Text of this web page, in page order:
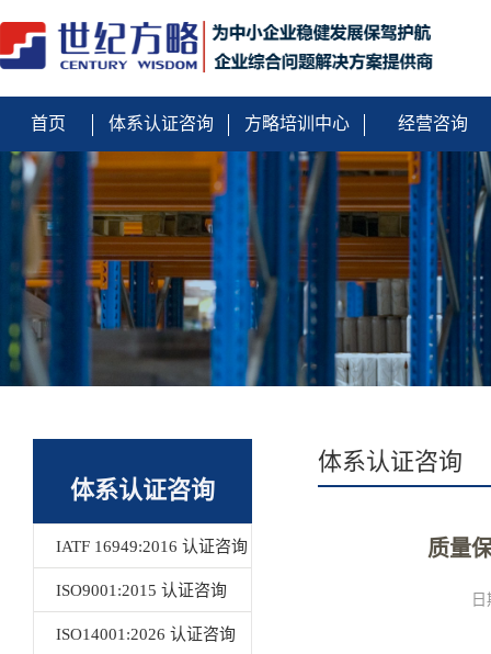
首页 体系认证咨询 方略培训中心 经营咨询
体系认证咨询
IATF 16949:2016 认证咨询
ISO9001:2015 认证咨询
ISO14001:2026 认证咨询
体系认证咨询
质量